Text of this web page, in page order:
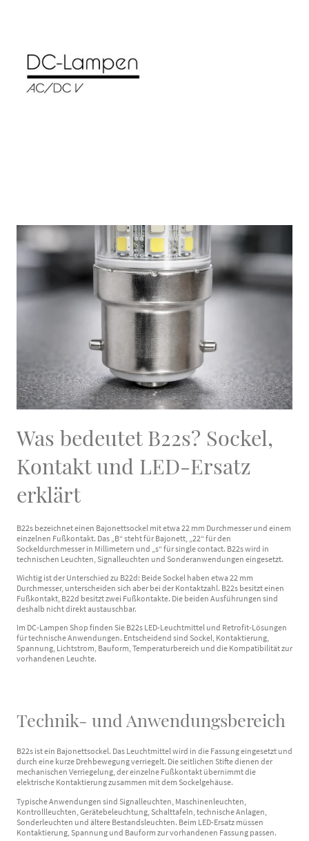
Was bedeutet B22s? Sockel,
Kontakt und LED-Ersatz
erklärt
B22s bezeichnet einen Bajonettsockel mit etwa 22 mm Durchmesser und einem
einzelnen Fußkontakt. Das „B“ steht für Bajonett, „22“ für den
Sockeldurchmesser in Millimetern und „s“ für single contact. B22s wird in
technischen Leuchten, Signalleuchten und Sonderanwendungen eingesetzt.
Wichtig ist der Unterschied zu B22d: Beide Sockel haben etwa 22 mm
Durchmesser, unterscheiden sich aber bei der Kontaktzahl. B22s besitzt einen
Fußkontakt, B22d besitzt zwei Fußkontakte. Die beiden Ausführungen sind
deshalb nicht direkt austauschbar.
Im DC-Lampen Shop finden Sie B22s LED-Leuchtmittel und Retrofit-Lösungen
für technische Anwendungen. Entscheidend sind Sockel, Kontaktierung,
Spannung, Lichtstrom, Bauform, Temperaturbereich und die Kompatibilität zur
vorhandenen Leuchte.
Technik- und Anwendungsbereich
B22s ist ein Bajonettsockel. Das Leuchtmittel wird in die Fassung eingesetzt und
durch eine kurze Drehbewegung verriegelt. Die seitlichen Stifte dienen der
mechanischen Verriegelung, der einzelne Fußkontakt übernimmt die
elektrische Kontaktierung zusammen mit dem Sockelgehäuse.
Typische Anwendungen sind Signalleuchten, Maschinenleuchten,
Kontrollleuchten, Gerätebeleuchtung, Schalttafeln, technische Anlagen,
Sonderleuchten und ältere Bestandsleuchten. Beim LED-Ersatz müssen
Kontaktierung, Spannung und Bauform zur vorhandenen Fassung passen.